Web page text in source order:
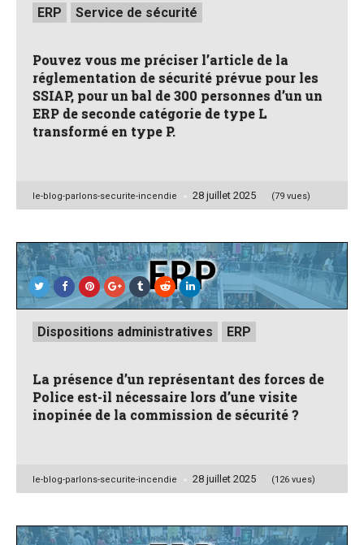
Posted
inERP Service de sécurité
Pouvez vous me préciser l’article de la
réglementation de sécurité prévue pour les
SSIAP, pour un bal de 300 personnes d’un un
ERP de seconde catégorie de type L
transformé en type P.
Posted
le-blog-parlons-securite-incendie 28 juillet 2025 (79 vues)
Posted
inDispositions administratives ERP
La présence d’un représentant des forces de
Police est-il nécessaire lors d’une visite
inopinée de la commission de sécurité ?
Posted
le-blog-parlons-securite-incendie 28 juillet 2025 (126 vues)